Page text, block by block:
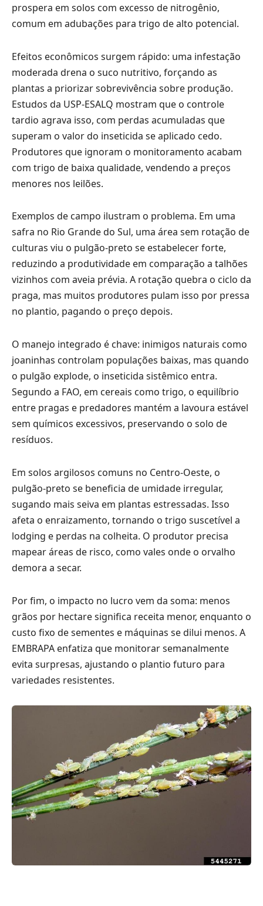
prospera em solos com excesso de nitrogênio,
comum em adubações para trigo de alto potencial.
Efeitos econômicos surgem rápido: uma infestação
moderada drena o suco nutritivo, forçando as
plantas a priorizar sobrevivência sobre produção.
Estudos da USP-ESALQ mostram que o controle
tardio agrava isso, com perdas acumuladas que
superam o valor do inseticida se aplicado cedo.
Produtores que ignoram o monitoramento acabam
com trigo de baixa qualidade, vendendo a preços
menores nos leilões.
Exemplos de campo ilustram o problema. Em uma
safra no Rio Grande do Sul, uma área sem rotação de
culturas viu o pulgão-preto se estabelecer forte,
reduzindo a produtividade em comparação a talhões
vizinhos com aveia prévia. A rotação quebra o ciclo da
praga, mas muitos produtores pulam isso por pressa
no plantio, pagando o preço depois.
O manejo integrado é chave: inimigos naturais como
joaninhas controlam populações baixas, mas quando
o pulgão explode, o inseticida sistêmico entra.
Segundo a FAO, em cereais como trigo, o equilíbrio
entre pragas e predadores mantém a lavoura estável
sem químicos excessivos, preservando o solo de
resíduos.
Em solos argilosos comuns no Centro-Oeste, o
pulgão-preto se beneficia de umidade irregular,
sugando mais seiva em plantas estressadas. Isso
afeta o enraizamento, tornando o trigo suscetível a
lodging e perdas na colheita. O produtor precisa
mapear áreas de risco, como vales onde o orvalho
demora a secar.
Por fim, o impacto no lucro vem da soma: menos
grãos por hectare significa receita menor, enquanto o
custo fixo de sementes e máquinas se dilui menos. A
EMBRAPA enfatiza que monitorar semanalmente
evita surpresas, ajustando o plantio futuro para
variedades resistentes.